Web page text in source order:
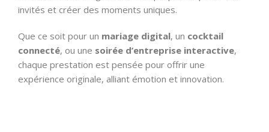
invités et créer des moments uniques.
Que ce soit pour un mariage digital, un cocktail
connecté, ou une soirée d’entreprise interactive,
chaque prestation est pensée pour offrir une
expérience originale, alliant émotion et innovation.